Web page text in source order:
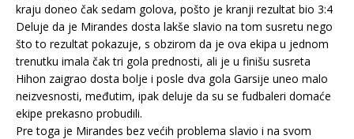
kraju doneo čak sedam golova, pošto je kranji rezultat bio 3:4
Deluje da je Mirandes dosta lakše slavio na tom susretu nego
što to rezultat pokazuje, s obzirom da je ova ekipa u jednom
trenutku imala čak tri gola prednosti, ali je u finišu susreta
Hihon zaigrao dosta bolje i posle dva gola Garsije uneo malo
neizvesnosti, međutim, ipak deluje da su se fudbaleri domaće
ekipe prekasno probudili.
Pre toga je Mirandes bez većih problema slavio i na svom